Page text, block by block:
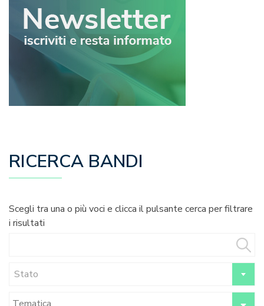
RICERCA BANDI
Scegli tra una o più voci e clicca il pulsante cerca per filtrare
i risultati
Stato